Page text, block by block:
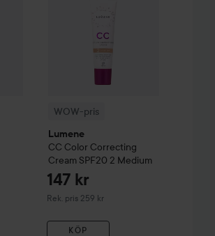
kr
WOW-pris
Lumene
CC Color Correcting
Cream SPF20 2 Medium
147 kr
Rek. pris 259 kr
Rekommenderat pris 259 kr
KÖP